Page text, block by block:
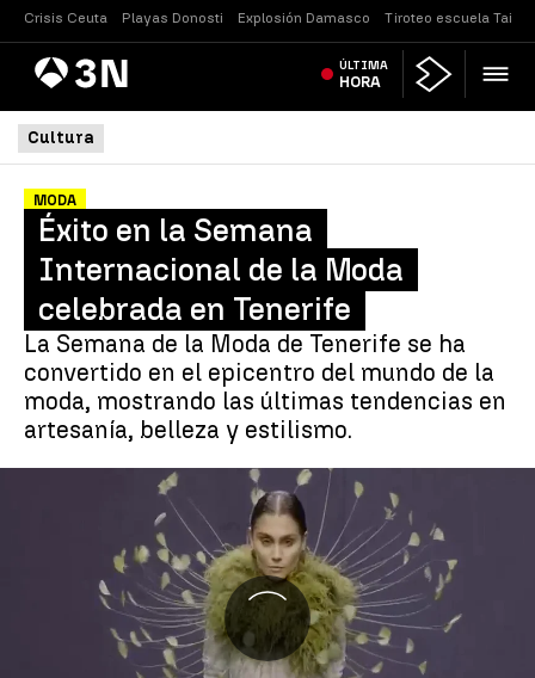
Crisis Ceuta Playas Donosti Explosión Damasco Tiroteo escuela
AntenaNoticias ÚLTIMA
HORA
Cultura
MODA
Éxito en la Semana
Internacional de la Moda
celebrada en Tenerife
La Semana de la Moda de Tenerife se ha
convertido en el epicentro del mundo de la
moda, mostrando las últimas tendencias en
artesanía, belleza y estilismo.